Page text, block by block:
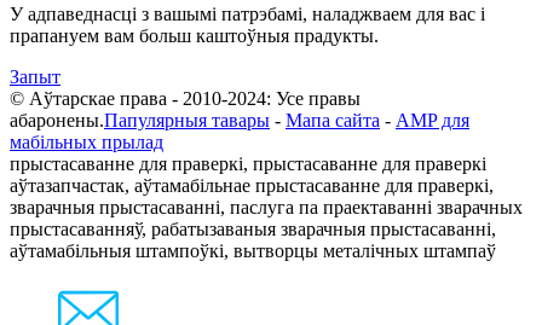
У адпаведнасці з вашымі патрэбамі, наладжваем для вас і
прапануем вам больш каштоўныя прадукты.
Запыт
© Аўтарскае права - 2010-2024: Усе правы
абаронены.Папулярныя тавары - Мапа сайта - AMP для
мабільных прылад
прыстасаванне для праверкі, прыстасаванне для праверкі
аўтазапчастак, аўтамабільнае прыстасаванне для праверкі,
зварачныя прыстасаванні, паслуга па праектаванні зварачных
прыстасаванняў, рабатызаваныя зварачныя прыстасаванні,
аўтамабільныя штампоўкі, вытворцы металічных штампаў